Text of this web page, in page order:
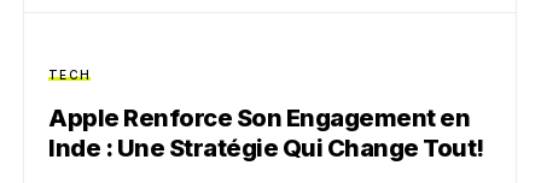
TECH
Apple Renforce Son Engagement en
Inde : Une Stratégie Qui Change Tout!